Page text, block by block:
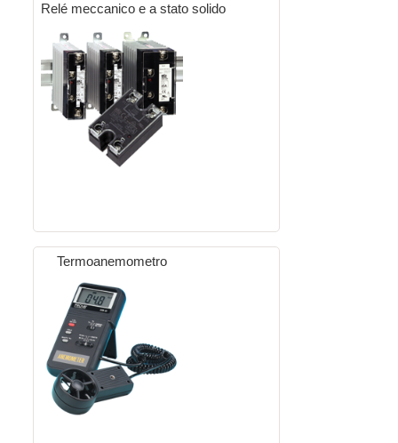
Relé meccanico e a stato solido
Termoanemometro